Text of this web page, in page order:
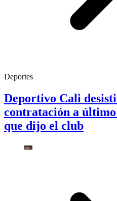
Deportes
Deportivo Cali
contratación a
que dijo el club